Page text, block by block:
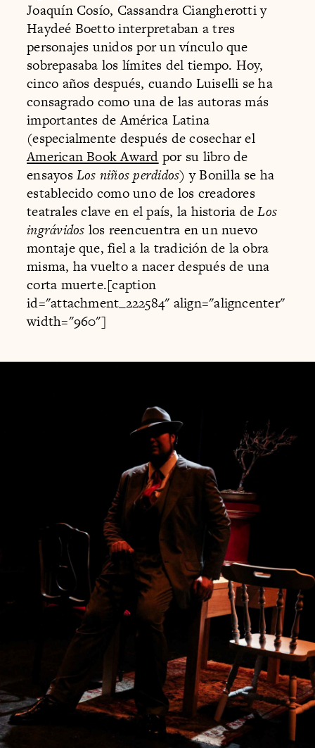
Joaquín Cosío, Cassandra Ciangherotti y
Haydeé Boetto interpretaban a tres
personajes unidos por un vínculo que
sobrepasaba los límites del tiempo. Hoy,
cinco años después, cuando Luiselli se ha
consagrado como una de las autoras más
importantes de América Latina
(especialmente después de cosechar el
American Book Award por su libro de
ensayosLos niños perdidos) y Bonilla se ha
establecido como uno de los creadores
teatrales clave en el país, la historia deLos
ingrávidos los reencuentra en un nuevo
montaje que, fiel a la tradición de la obra
misma, ha vuelto a nacer después de una
corta muerte.[caption
id="attachment_222584" align="aligncenter"
width="960"]